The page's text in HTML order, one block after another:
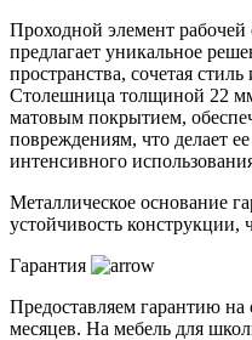
Проходной элемент
предлагает уникальное
пространства, сочетая
Столешница толщиной 22
матовым покрытием,
повреждениям, что делает
интенсивного
Металлическое основание
устойчивость конструкции,
Гарантия
Предоставляем гарантию
месяцев. На мебель для